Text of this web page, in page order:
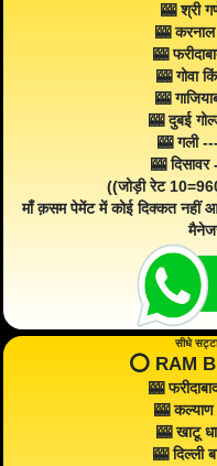
🎰 श्री
🎰
🎰
🎰 गोवा
🎰
🎰 दुबई
🎰 गली
🎰
((जोड़ी रेट
माँ क़सम पेमेंट में कोई दिक्कत नहीं
सीधे
⭕️ RAM
🎰
🎰
🎰 खाटू
🎰 दिल्ली